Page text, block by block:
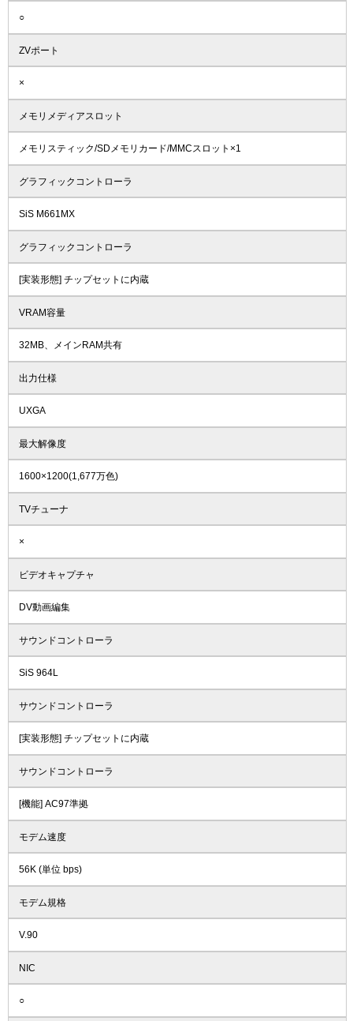
○
ZVポート
×
メモリメディアスロット
メモリスティック/SDメモリカード/MMCスロット×1
グラフィックコントローラ
SiS M661MX
グラフィックコントローラ
[実装形態] チップセットに内蔵
VRAM容量
32MB、メインRAM共有
出力仕様
UXGA
最大解像度
1600×1200(1,677万色)
TVチューナ
×
ビデオキャプチャ
DV動画編集
サウンドコントローラ
SiS 964L
サウンドコントローラ
[実装形態] チップセットに内蔵
サウンドコントローラ
[機能] AC97準拠
モデム速度
56K (単位 bps)
モデム規格
V.90
NIC
○